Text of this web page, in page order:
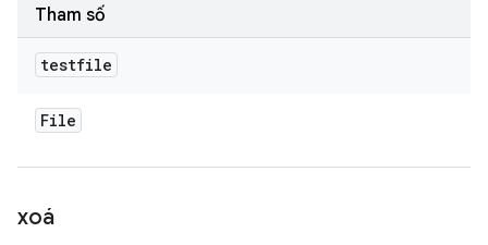
Tham số
testfile
File
xoá